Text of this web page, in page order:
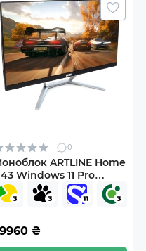
0
ARTLINE Home
Windows 11 Pro
₴